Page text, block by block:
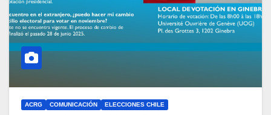
ACRG COMUNICACIÓN ELECCIONES CHILE